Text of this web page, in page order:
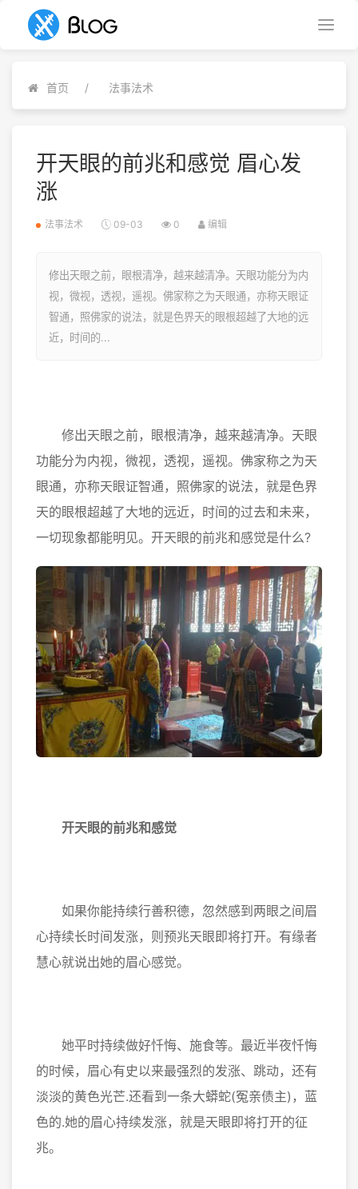
首页 法事法术
开天眼的前兆和感觉 眉心发
涨
法事法术 09-03 0 编辑
修出天眼之前，眼根清净，越来越清净。天眼功能分为内
视，微视，透视，遥视。佛家称之为天眼通，亦称天眼证
智通，照佛家的说法，就是色界天的眼根超越了大地的远
近，时间的...
修出天眼之前，眼根清净，越来越清净。天眼
功能分为内视，微视，透视，遥视。佛家称之为天
眼通，亦称天眼证智通，照佛家的说法，就是色界
天的眼根超越了大地的远近，时间的过去和未来，
一切现象都能明见。开天眼的前兆和感觉是什么?
开天眼的前兆和感觉
如果你能持续行善积德，忽然感到两眼之间眉
心持续长时间发涨，则预兆天眼即将打开。有缘者
慧心就说出她的眉心感觉。
她平时持续做好忏悔、施食等。最近半夜忏悔
的时候，眉心有史以来最强烈的发涨、跳动，还有
淡淡的黄色光芒.还看到一条大蟒蛇(冤亲债主)，蓝
色的.她的眉心持续发涨，就是天眼即将打开的征
兆。